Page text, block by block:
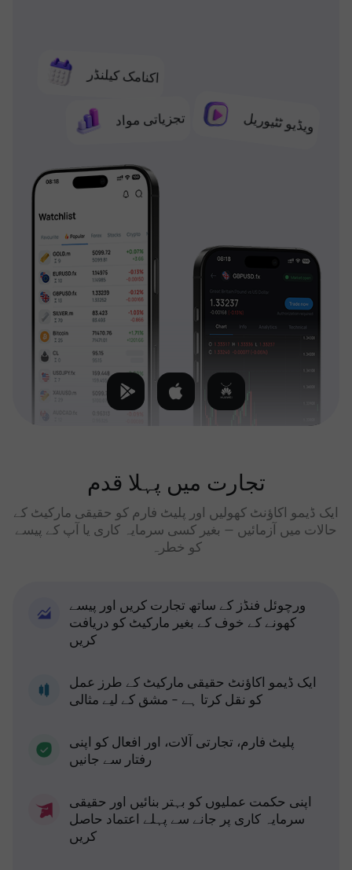
اکنامک کیلنڈر
تجزیاتی مواد ویڈیو ٹٹیوریل
تجارت میں پہلا قدم
ایک ڈیمو اکاؤنٹ کھولیں اور پلیٹ فارم کو حقیقی مارکیٹ کے
حالات میں آزمائیں — بغیر کسی سرمایہ کاری یا آپ کے پیسے
کو خطرہ
ورچوئل فنڈز کے ساتھ تجارت کریں اور پیسے
کھونے کے خوف کے بغیر مارکیٹ کو دریافت
کریں
ایک ڈیمو اکاؤنٹ حقیقی مارکیٹ کے طرز عمل
کو نقل کرتا ہے - مشق کے لیے مثالی
پلیٹ فارم، تجارتی آلات، اور افعال کو اپنی
رفتار سے جانیں
اپنی حکمت عملیوں کو بہتر بنائیں اور حقیقی
سرمایہ کاری پر جانے سے پہلے اعتماد حاصل
کریں